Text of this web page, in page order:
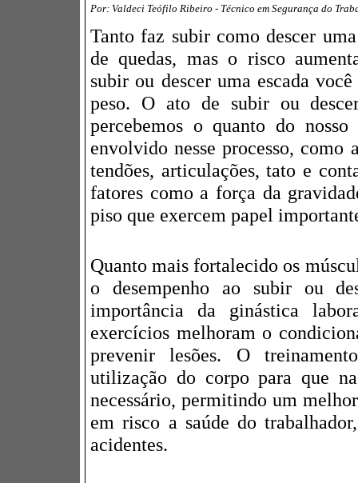
Por: Valdeci Teófilo Ribeiro - Técnico em Segurança do
Tanto faz subir como descer
de quedas, mas o risco
subir ou descer uma escada
peso. O ato de subir ou
percebemos o quanto do
envolvido nesse processo, como
tendões, articulações, tato e
fatores como a força da
piso que exercem papel
Quanto mais fortalecido os
o desempenho ao subir ou
importância da ginástica
exercícios melhoram o
prevenir lesões. O
utilização do corpo para que
necessário, permitindo um
em risco a saúde do
acidentes.